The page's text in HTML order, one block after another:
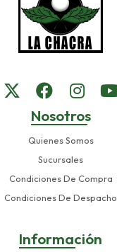
Nosotros
Quienes Somos
Sucursales
Condiciones De Compra
Condiciones De Despacho
Información